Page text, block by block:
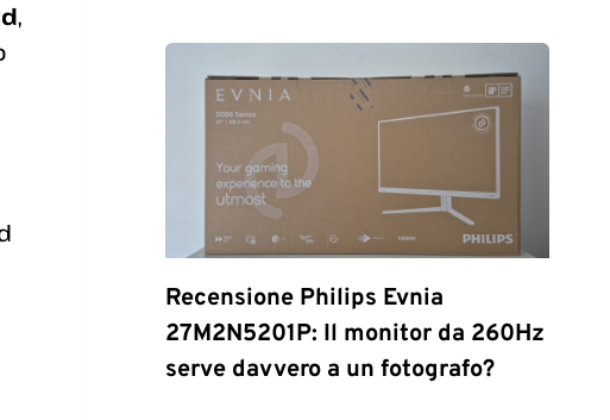
,
Recensione Philips Evnia
27M2N5201P: Il monitor da 260Hz
serve davvero a un fotografo?